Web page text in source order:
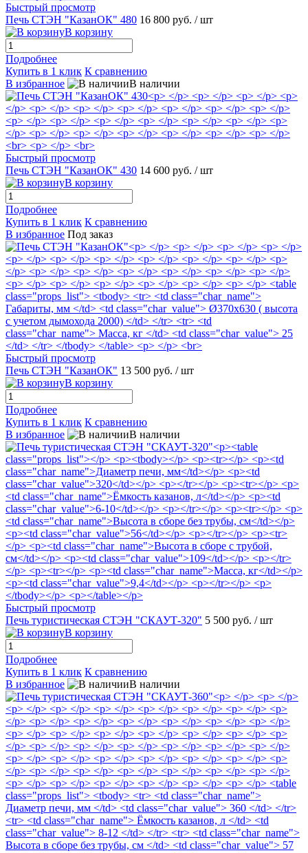
Быстрый просмотр
Печь СТЭН "КазанОК" 480 16 800 руб. / шт
В корзину
Подробнее
Купить в 1 клик К сравнению
В избранное
В наличии
Быстрый просмотр
Печь СТЭН "КазанОК" 430 14 600 руб. / шт
В корзину
Подробнее
Купить в 1 клик К сравнению
В избранное Под заказ
Быстрый просмотр
Печь СТЭН "КазанОК" 13 500 руб. / шт
В корзину
Подробнее
Купить в 1 клик К сравнению
В избранное
В наличии
Быстрый просмотр
Печь туристическая СТЭН "СКАУТ-320" 5 500 руб. / шт
В корзину
Подробнее
Купить в 1 клик К сравнению
В избранное
В наличии